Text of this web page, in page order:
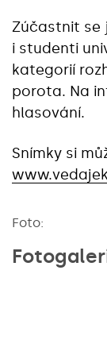
Zúčastnit se
i studenti
kategorií
porota. Na
hlasování.
Snímky si
Foto: